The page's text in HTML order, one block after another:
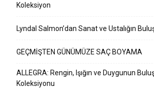
Koleksiyon
Lyndal Salmon’dan Sanat ve Ustalığın
GEÇMİŞTEN GÜNÜMÜZE SAÇ BOYAMA
ALLEGRA: Rengin, Işığın ve Duygunun
Koleksiyonu